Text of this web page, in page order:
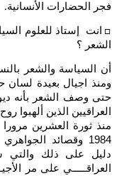
فجر الحضارات الأنسانية.
□ انت إستاذ للعلوم
الشعر ؟
أن السياسة والشعر
ومنذ اجيال بعيدة لسان
حتى وصف الشعر بأنه
العراقيين الذين ألهبوا
1984 وقصائد
دليل على ذلك والتي
العراقـــــي على مر